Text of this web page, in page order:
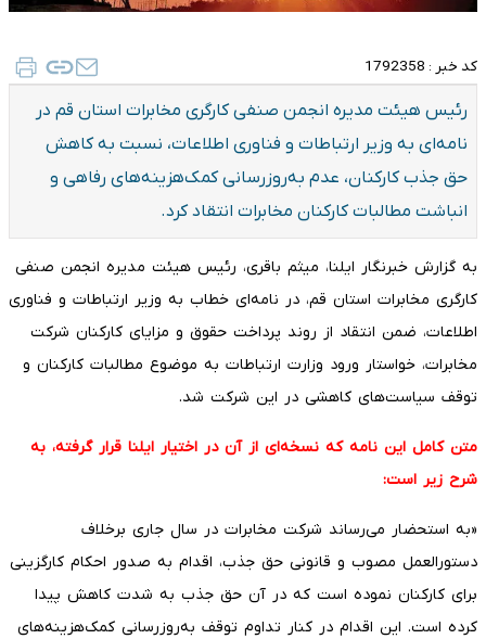
کد خبر : 1792358
رئیس هیئت مدیره انجمن صنفی کارگری مخابرات استان قم در
نامه‌ای به وزیر ارتباطات و فناوری اطلاعات، نسبت به کاهش
حق جذب کارکنان، عدم به‌روزرسانی کمک‌هزینه‌های رفاهی و
انباشت مطالبات کارکنان مخابرات انتقاد کرد.
به گزارش خبرنگار ایلنا، میثم باقری، رئیس هیئت مدیره انجمن صنفی
کارگری مخابرات استان قم، در نامه‌ای خطاب به وزیر ارتباطات و فناوری
اطلاعات، ضمن انتقاد از روند پرداخت حقوق و مزایای کارکنان شرکت
مخابرات، خواستار ورود وزارت ارتباطات به موضوع مطالبات کارکنان و
توقف سیاست‌های کاهشی در این شرکت شد.
متن کامل این نامه که نسخه‌ای از آن در اختیار ایلنا قرار گرفته، به
شرح زیر است:
«به استحضار می‌رساند شرکت مخابرات در سال جاری برخلاف
دستورالعمل مصوب و قانونی حق جذب، اقدام به صدور احکام کارگزینی
برای کارکنان نموده است که در آن حق جذب به شدت کاهش پیدا
کرده است. این اقدام در کنار تداوم توقف به‌روزرسانی کمک‌هزینه‌های